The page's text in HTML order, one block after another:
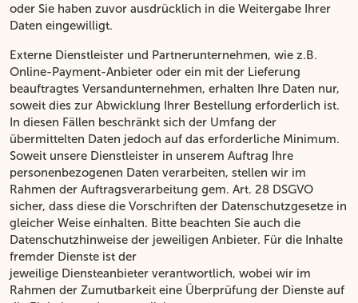
oder Sie haben zuvor ausdrücklich in die Weitergabe Ihrer
Daten eingewilligt.
Externe Dienstleister und Partnerunternehmen, wie z.B.
Online-Payment-Anbieter oder ein mit der Lieferung
beauftragtes Versandunternehmen, erhalten Ihre Daten nur,
soweit dies zur Abwicklung Ihrer Bestellung erforderlich ist.
In diesen Fällen beschränkt sich der Umfang der
übermittelten Daten jedoch auf das erforderliche Minimum.
Soweit unsere Dienstleister in unserem Auftrag Ihre
personenbezogenen Daten verarbeiten, stellen wir im
Rahmen der Auftragsverarbeitung gem. Art. 28 DSGVO
sicher, dass diese die Vorschriften der Datenschutzgesetze in
gleicher Weise einhalten. Bitte beachten Sie auch die
Datenschutzhinweise der jeweiligen Anbieter. Für die Inhalte
fremder Dienste ist der
jeweilige Diensteanbieter verantwortlich, wobei wir im
Rahmen der Zumutbarkeit eine Überprüfung der Dienste auf